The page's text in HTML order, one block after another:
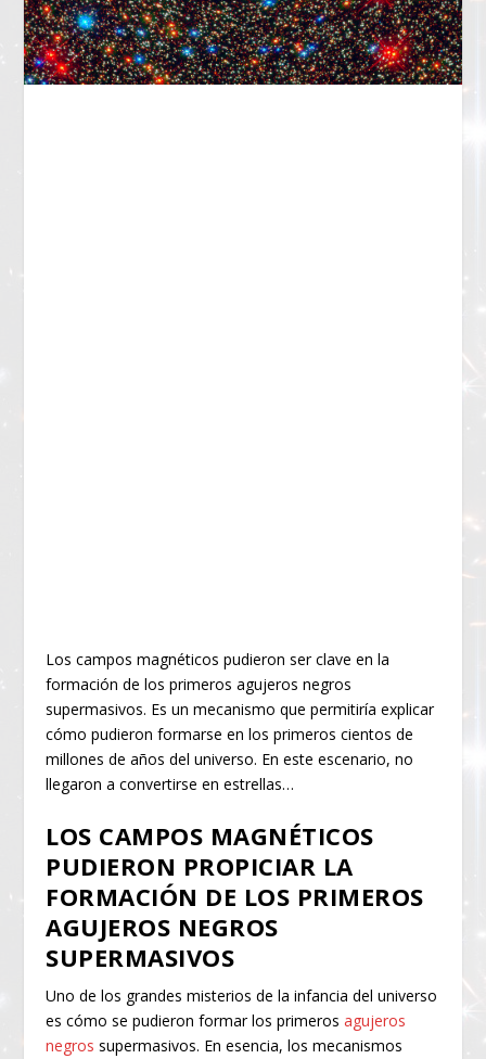
Los campos magnéticos pudieron ser clave en la
formación de los primeros agujeros negros
supermasivos. Es un mecanismo que permitiría explicar
cómo pudieron formarse en los primeros cientos de
millones de años del universo. En este escenario, no
llegaron a convertirse en estrellas…
LOS CAMPOS MAGNÉTICOS
PUDIERON PROPICIAR LA
FORMACIÓN DE LOS PRIMEROS
AGUJEROS NEGROS
SUPERMASIVOS
Uno de los grandes misterios de la infancia del universo
es cómo se pudieron formar los primerosagujeros
negros supermasivos. En esencia, los mecanismos